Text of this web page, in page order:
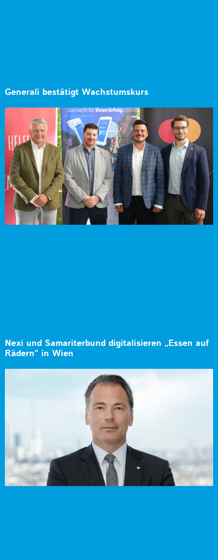
Generali bestätigt Wachstumskurs
Nexi und Samariterbund digitalisieren „Essen auf
Rädern“ in Wien